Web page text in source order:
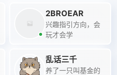
2BROEAR
兴趣指引方向，会
玩才会学
乱话三千
养了一只叫基金的